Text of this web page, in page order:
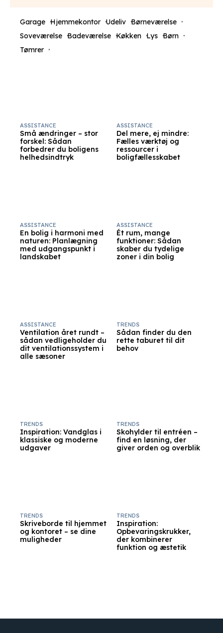
Garage Hjemmekontor Udeliv Børneværelse
Soveværelse Badeværelse Køkken Lys Børn
Tømrer
Små ændringer – stor
forskel: Sådan
forbedrer du boligens
helhedsindtryk
ASSISTANCE
Del mere, ej mindre:
Fælles værktøj og
ressourcer i
boligfællesskabet
ASSISTANCE
En bolig i harmoni med
naturen: Planlægning
med udgangspunkt i
landskabet
ASSISTANCE
Ét rum, mange
funktioner: Sådan
skaber du tydelige
zoner i din bolig
ASSISTANCE
Ventilation året rundt –
sådan vedligeholder du
dit ventilationssystem i
alle sæsoner
ASSISTANCE
Sådan finder du den
rette taburet til dit
behov
TRENDS
Inspiration: Vandglas i
klassiske og moderne
udgaver
TRENDS
Skohylder til entréen –
find en løsning, der
giver orden og overblik
TRENDS
Skriveborde til hjemmet
og kontoret – se dine
muligheder
TRENDS
Inspiration:
Opbevaringskrukker,
der kombinerer
funktion og æstetik
TRENDS